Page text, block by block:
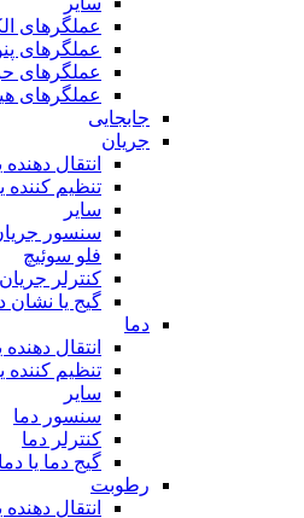
عملگرهای
عملگرهای
عملگرهای
عملگرهای
جابجایی
جریان
انتقال
تنظیم کننده
سایر
سنسور
فلو سوئیچ
کنترلر جریان
گیج یا نشان
دما
انتقال
تنظیم کننده
سایر
سنسور دما
کنترلر دما
گیج دما یا
رطوبت
انتقال